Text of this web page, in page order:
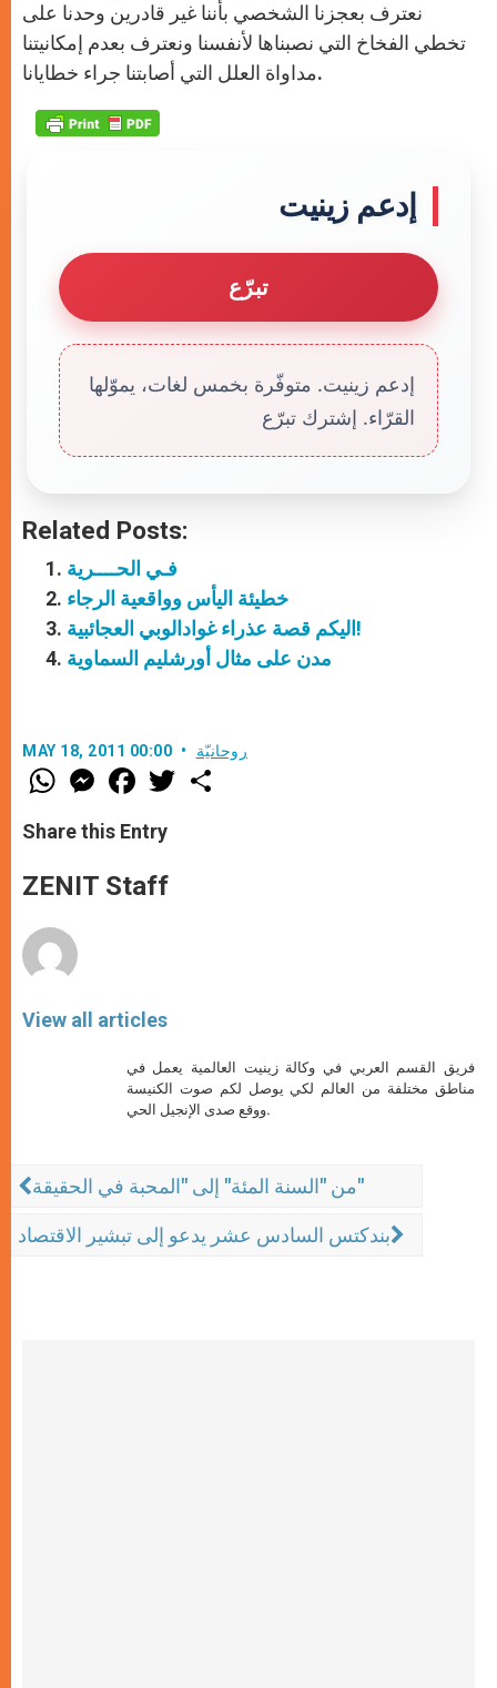
نعترف بعجزنا الشخصي بأننا غير قادرين وحدنا على
تخطي الفخاخ التي نصبناها لأنفسنا ونعترف بعدم إمكانيتنا
مداواة العلل التي أصابتنا جراء خطايانا.
إدعم زينيت
تبرّع
إدعم زينيت. متوفّرة بخمس لغات، يموّلها
القرّاء. إشترك تبرّع
Related Posts:
فـي الحــــرية
خطيئة اليأس وواقعية الرجاء
اليكم قصة عذراء غوادالوبي العجائبية!
مدن على مثال أورشليم السماوية
MAY 18, 2011 00:00 روحانيّة
W
h
t
s
p
p
M
e
s
e
g
e
F
a
e
b
o
k
w
Share this Entry
ZENIT Staff
View all articles
فريق القسم العربي في وكالة زينيت العالمية يعمل في
مناطق مختلفة من العالم لكي يوصل لكم صوت الكنيسة
ووقع صدى الإنجيل الحي.
من "السنة المئة" إلى "المحبة في الحقيقة"
بندكتس السادس عشر يدعو إلى تبشير الاقتصاد